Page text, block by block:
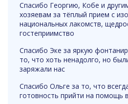
Спасибо Георгию, Кобе и
хозяевам за тёплый прием с
национальных лакомств,
гостеприимство
Спасибо Эке за яркую
то, что хоть ненадолго, но
заряжали нас
Спасибо Ольге за то, что
готовность прийти на помощь